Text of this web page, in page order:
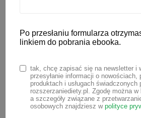
wielka przygoda, ale jej
bywa stresujący dla
maluchowi na początek?
głowie czytając artykuły,
często są ze sobą
Po przesłaniu formularza
linkiem do pobrania ebooka.
tak, chcę zapisać się na newsletter i
przesyłanie informacji o nowościach,
produktach i usługach świadczonych
rozszerzaniediety.pl. Zgodę można
a szczegóły związane z
osobowych znajdziesz w polityce